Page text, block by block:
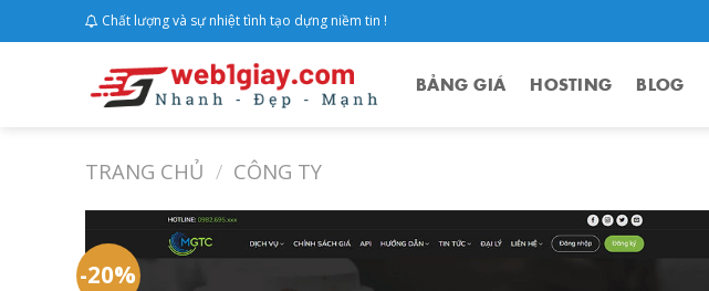
to
Chất lượng và sự nhiệt tình tạo dựng niềm tin !
BẢNG GIÁ HOSTING BLOG
TRANG CHỦ / CÔNG TY
-20%